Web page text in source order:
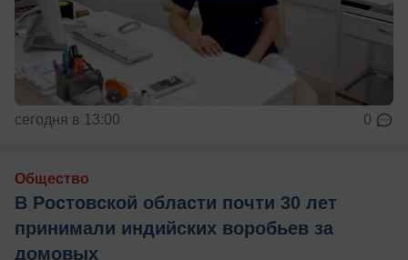
сегодня в 13:00 0
Общество
В Ростовской области почти 30 лет
принимали индийских воробьев за
домовых